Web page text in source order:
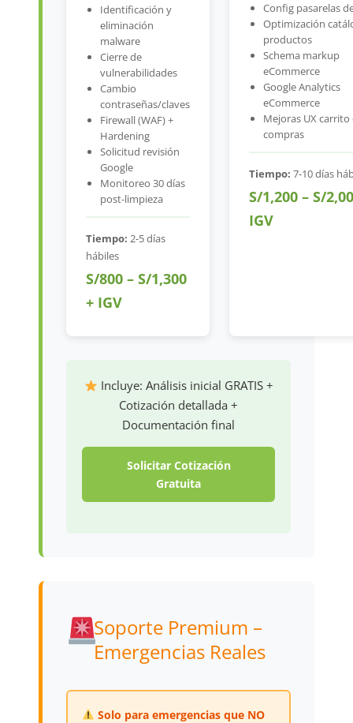
Identificación y
eliminación
malware
Cierre de
vulnerabilidades
Cambio
contraseñas/claves
Firewall (WAF) +
Hardening
Solicitud revisión
Google
Monitoreo 30 días
post-limpieza
Tiempo: 2-5 días
hábiles
S/800 – S/1,300
+ IGV
Config pasarelas
Optimización
productos
Schema markup
eCommerce
Google Analytics
eCommerce
Mejoras UX carrito
compras
Tiempo: 7-10 días
S/1,200 – S/
IGV
Incluye: Análisis inicial GRATIS +
Cotización detallada +
Documentación final
Solicitar Cotización
Gratuita
Soporte Premium –
Emergencias Reales
Solo para emergencias que NO